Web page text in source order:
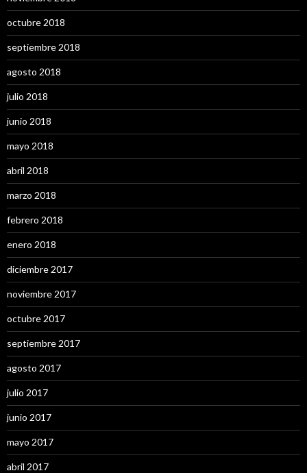
octubre 2018
septiembre 2018
agosto 2018
julio 2018
junio 2018
mayo 2018
abril 2018
marzo 2018
febrero 2018
enero 2018
diciembre 2017
noviembre 2017
octubre 2017
septiembre 2017
agosto 2017
julio 2017
junio 2017
mayo 2017
abril 2017